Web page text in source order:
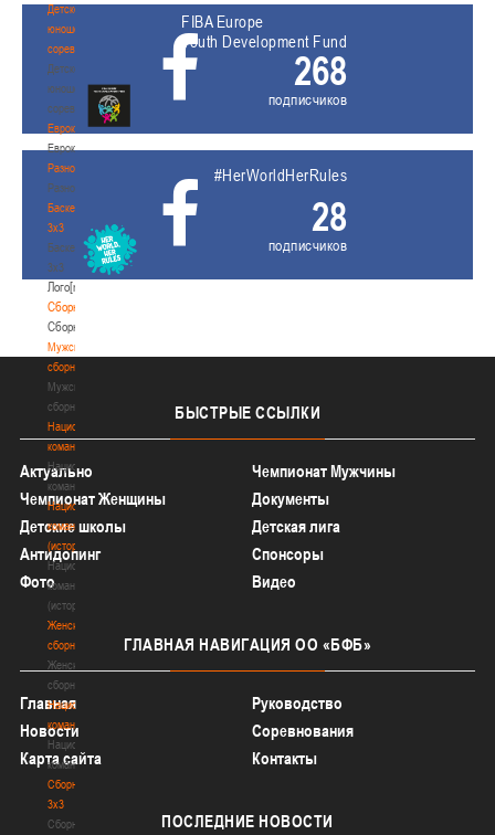
Детско-
юношеские
соревнования
Детско-
юношеские
соревнования
Еврокубки
Еврокубки
Разное
Разное
Баскетбол
3х3
Баскетбол
3х3
Лого[modid=121]
Сборные
Сборные
Мужские
сборные
Мужские
сборные
Национальная
команда
Национальная
команда
Национальная
команда
(история)
Национальная
команда
(история)
Женские
сборные
Женские
сборные
Национальная
команда
Национальная
команда
Сборные
3х3
Сборные
FIBA Europe
Youth Development Fund
268
подписчиков
#HerWorldHerRules
28
подписчиков
БЫСТРЫЕ ССЫЛКИ
Актуально
Чемпионат Мужчины
Чемпионат Женщины
Документы
Детские школы
Детская лига
Антидопинг
Спонсоры
Фото
Видео
ГЛАВНАЯ НАВИГАЦИЯ ОО «БФБ»
Главная
Руководство
Новости
Соревнования
Карта сайта
Контакты
ПОСЛЕДНИЕ НОВОСТИ